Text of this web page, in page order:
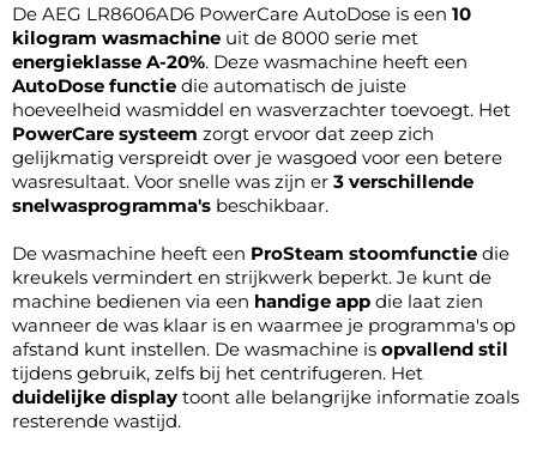
De AEG LR8606AD6 PowerCare AutoDose is een 10
kilogram wasmachine uit de 8000 serie met
energieklasse A-20%. Deze wasmachine heeft een
AutoDose functie die automatisch de juiste
hoeveelheid wasmiddel en wasverzachter toevoegt. Het
PowerCare systeem zorgt ervoor dat zeep zich
gelijkmatig verspreidt over je wasgoed voor een betere
wasresultaat. Voor snelle was zijn er 3 verschillende
snelwasprogramma's beschikbaar.
De wasmachine heeft een ProSteam stoomfunctie die
kreukels vermindert en strijkwerk beperkt. Je kunt de
machine bedienen via een handige app die laat zien
wanneer de was klaar is en waarmee je programma's op
afstand kunt instellen. De wasmachine is opvallend stil
tijdens gebruik, zelfs bij het centrifugeren. Het
duidelijke display toont alle belangrijke informatie zoals
resterende wastijd.